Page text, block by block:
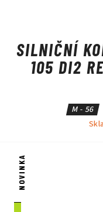
SILNIČNÍ
105 DI2
M - 56
NOVINKA